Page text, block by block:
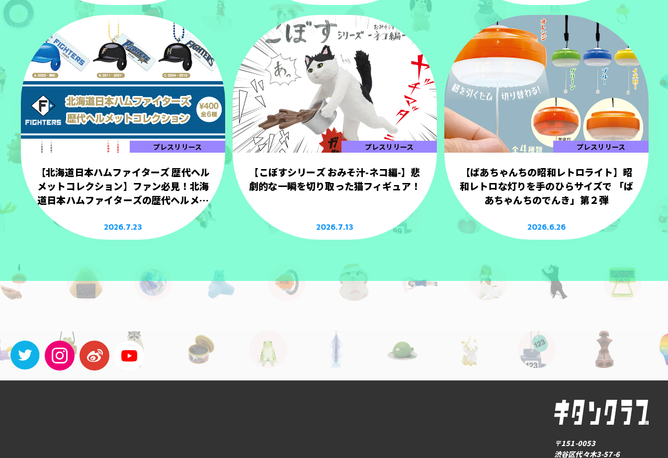
プレスリリース
【北海道日本ハムファイターズ 歴代ヘル
メットコレクション】ファン必見！北海
道日本ハムファイターズの歴代ヘルメッ
2026.7.23
プレスリリース
【こぼすシリーズ おみそ汁-ネコ編-】悲
劇的な一瞬を切り取った猫フィギュア！
2026.7.13
プレスリリース
【ばあちゃんちの昭和レトロライト】昭
和レトロな灯りを手のひらサイズで 「ば
あちゃんちのでんき」第２弾
2026.6.26
〒151-0053
渋谷区代々木3-57-6